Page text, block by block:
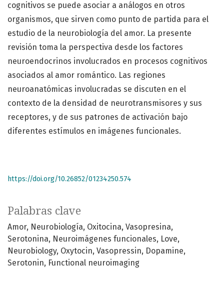
Palabras clave
Amor Neurobiología Oxitocina Vasopresina
Serotonina
Neuroimágenes funcionales
Love
Neurobiology Oxytocin Vasopressin
Dopamine
Serotonin
Functional neuroimaging
cognitivos se puede asociar a análogos en otros
organismos, que sirven como punto de partida para el
estudio de la neurobiología del amor. La presente
revisión toma la perspectiva desde los factores
neuroendocrinos involucrados en procesos cognitivos
asociados al amor romántico. Las regiones
neuroanatómicas involucradas se discuten en el
contexto de la densidad de neurotransmisores y sus
receptores, y de sus patrones de activación bajo
diferentes estímulos en imágenes funcionales.
https://doi.org/10.26852/01234250.574